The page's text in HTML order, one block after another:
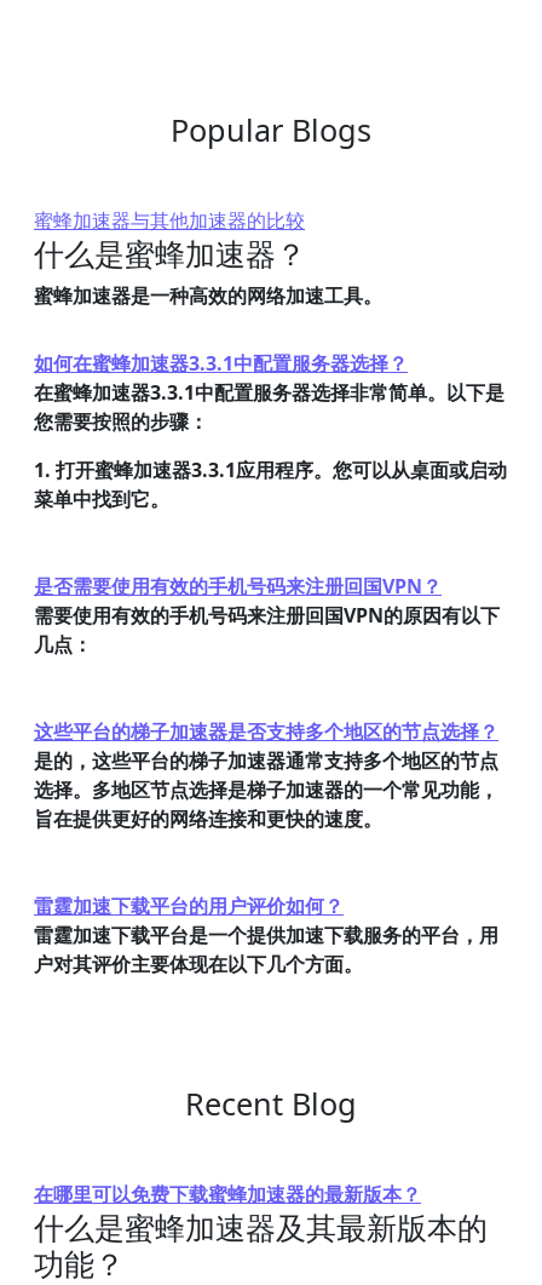
Popular Blogs
蜜蜂加速器与其他加速器的比较
什么是蜜蜂加速器？
蜜蜂加速器是一种高效的网络加速工具。
如何在蜜蜂加速器3.3.1中配置服务器选择？
在蜜蜂加速器3.3.1中配置服务器选择非常简单。以下是
您需要按照的步骤：
1. 打开蜜蜂加速器3.3.1应用程序。您可以从桌面或启动
菜单中找到它。
是否需要使用有效的手机号码来注册回国VPN？
需要使用有效的手机号码来注册回国VPN的原因有以下
几点：
这些平台的梯子加速器是否支持多个地区的节点选择？
是的，这些平台的梯子加速器通常支持多个地区的节点
选择。多地区节点选择是梯子加速器的一个常见功能，
旨在提供更好的网络连接和更快的速度。
雷霆加速下载平台的用户评价如何？
雷霆加速下载平台是一个提供加速下载服务的平台，用
户对其评价主要体现在以下几个方面。
Recent Blog
在哪里可以免费下载蜜蜂加速器的最新版本？
什么是蜜蜂加速器及其最新版本的
功能？